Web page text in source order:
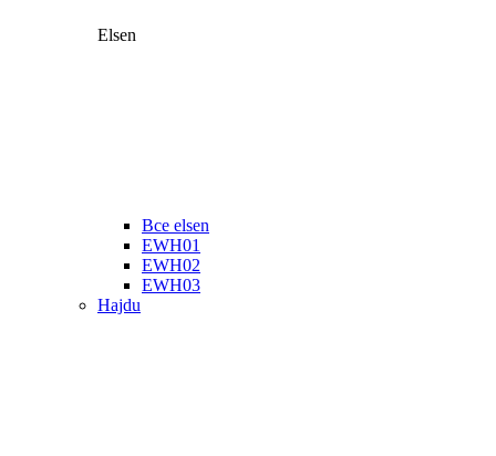
Elsen
Все elsen
EWH01
EWH02
EWH03
Hajdu